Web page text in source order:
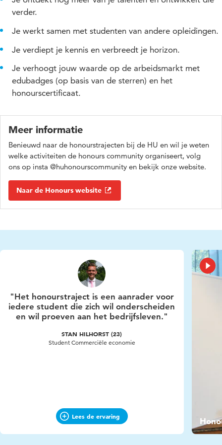
vaardigheden die voor veel beroepen relevant zijn.
oplossingen. Je kunt individueel aan een project werken of
met medestudenten in een interdisciplinair team onder
begeleiding van een (honours)coach. Met projecten kun je
zowel de verdieping als verbreding zoeken afhankelijk van
jouw opleiding en het vraagstuk. Zo hebben studenten de
de dementievriendelijke stad. Andere studenten namen deel
aan een challenge van Rijkswaterstaat over de mobiliteit in
Utrecht. Challenges en hackatons vragen meestal om een
Kijk op site Honours bij Inspiratie
honoursstudenten allemaal hebben gedaan. Alles is mogelijk.
verder.
Je werkt samen met studenten van andere opleidingen.
Je verdiept je kennis en verbreedt je horizon.
Je verhoogt jouw waarde op de arbeidsmarkt met
edubadges (op basis van de sterren) en het
honourscertificaat.
Meer informatie
Benieuwd naar de honourstrajecten bij de HU en wil je weten
welke activiteiten de honours community organiseert, volg
ons op insta @huhonourscommunity en bekijk onze website.
Naar de Honours website
"Het honourstraject is een aanrader voor
iedere student die zich wil onderscheiden
en wil proeven aan het bedrijfsleven."
STAN HILHORST (23)
Student Commerciële economie
Lees de ervaring Video